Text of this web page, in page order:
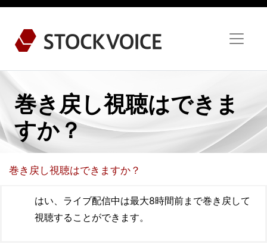
巻き戻し視聴はできま
すか？
巻き戻し視聴はできますか？
はい、ライブ配信中は最大8時間前まで巻き戻して
視聴することができます。